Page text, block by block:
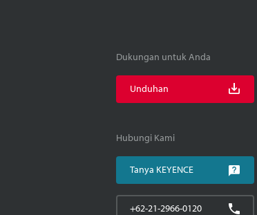
Dukungan untuk Anda
Unduhan
Hubungi Kami
Tanya KEYENCE
+62-21-2966-0120